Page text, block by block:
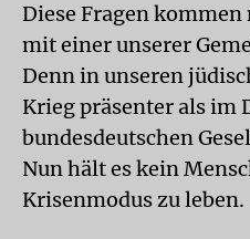
Diese Fragen
mit einer unserer
Denn in unseren
Krieg präsenter als im
bundesdeutschen
Nun hält es kein
Krisenmodus zu leben.